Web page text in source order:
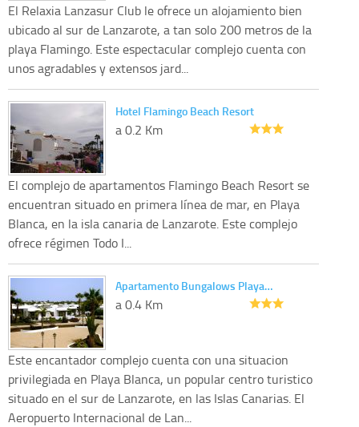
El Relaxia Lanzasur Club le ofrece un alojamiento bien
ubicado al sur de Lanzarote, a tan solo 200 metros de la
playa Flamingo. Este espectacular complejo cuenta con
unos agradables y extensos jard...
Hotel Flamingo Beach Resort
a 0.2 Km
El complejo de apartamentos Flamingo Beach Resort se
encuentran situado en primera línea de mar, en Playa
Blanca, en la isla canaria de Lanzarote. Este complejo
ofrece régimen Todo I...
Apartamento Bungalows Playa…
a 0.4 Km
Este encantador complejo cuenta con una situacion
privilegiada en Playa Blanca, un popular centro turistico
situado en el sur de Lanzarote, en las Islas Canarias. El
Aeropuerto Internacional de Lan...